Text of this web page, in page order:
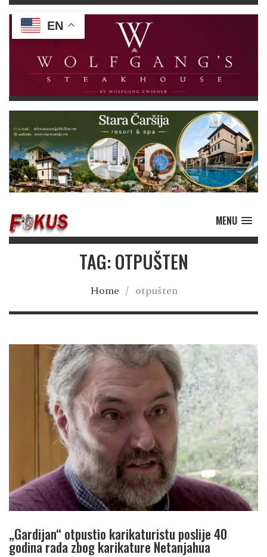
MENU
TAG: OTPUŠTEN
Home / otpušten
„Gardijan“ otpustio karikaturistu poslije 40
godina rada zbog karikature Netanjahua
EN